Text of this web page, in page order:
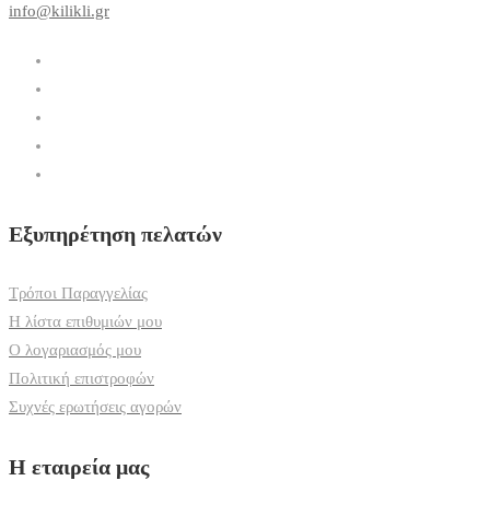
info@kilikli.gr
Εξυπηρέτηση πελατών
Τρόποι Παραγγελίας
Η λίστα επιθυμιών μου
Ο λογαριασμός μου
Πολιτική επιστροφών
Συχνές ερωτήσεις αγορών
Η εταιρεία μας